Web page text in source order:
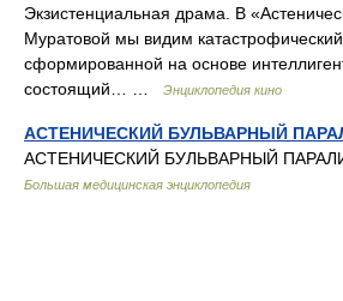
Экзистенциальная драма. В
Муратовой мы видим катастрофический
сформированной на основе
состоящий… …
Энциклопедия кино
АСТЕНИЧЕСКИЙ БУЛЬВАРНЫЙ
АСТЕНИЧЕСКИЙ БУЛЬВАРНЫЙ
Большая медицинская энциклопедия